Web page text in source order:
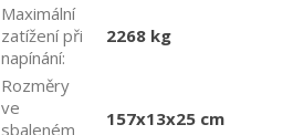
Maximální
zatížení při
napínání:
2268 kg
Rozměry
ve
sbaleném
157x13x25 cm